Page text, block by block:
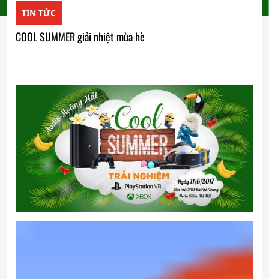
TIN TỨC
COOL SUMMER giải nhiệt mùa hè